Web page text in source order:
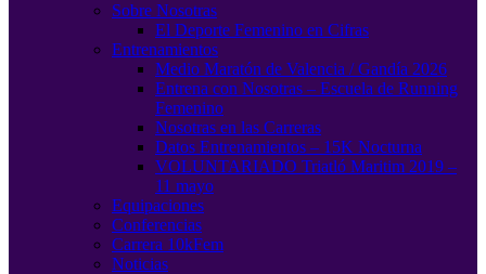
Sobre Nosotras
El Deporte Femenino en Cifras
Entrenamientos
Medio Maratón de Valencia / Gandía 2026
Entrena con Nosotras – Escuela de Running
Femenino
Nosotras en las Carreras
Datos Entrenamientos – 15K Nocturna
VOLUNTARIADO Triatló Maritim 2019 –
11 mayo
Equipaciones
Conferencias
Carrera 10kFem
Noticias